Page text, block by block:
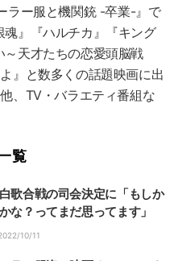
ラー服と機関銃 -卒業-』で
』『ハルチカ』『キング
～天才たちの恋愛頭脳戦
』と数多くの話題映画に出
、TV・バラエティ番組な
覧
歌合戦の司会決定に「もしか
な？ってまだ思ってます」
10/11